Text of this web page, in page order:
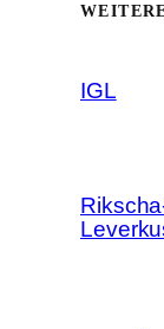
IGL